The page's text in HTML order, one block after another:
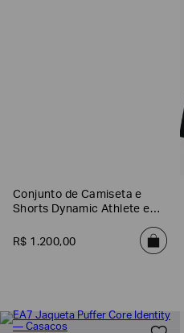
Conjunto de Camiseta e
Shorts Dynamic Athlete em
R$ 1 .200,00